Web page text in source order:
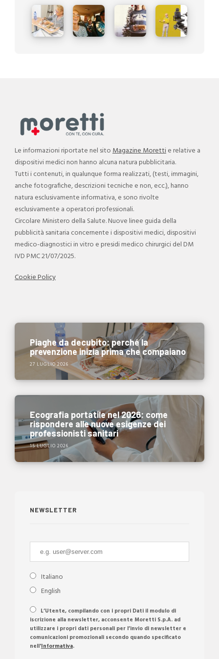
Le informazioni riportate nel sitoMagazine Morettie relative a
dispositivi medici non hanno alcuna natura pubblicitaria.
Tutti i contenuti, in qualunque forma realizzati, (testi, immagini,
anche fotografiche, descrizioni tecniche e non, ecc.), hanno
natura esclusivamente informativa, e sono rivolte
esclusivamente a operatori professionali.
Circolare Ministero della Salute. Nuove linee guida della
pubblicità sanitaria concernente i dispositivi medici, dispositivi
medico-diagnostici in vitro e presidi medico chirurgici del DM
IVD PMC 21/07/2025.
Cookie Policy
Piaghe da decubito: perché la
prevenzione inizia prima che compaiano
27 LUGLIO 2026
Ecografia portatile nel 2026: come
rispondere alle nuove esigenze dei
professionisti sanitari
15 LUGLIO 2026
NEWSLETTER
Italiano
English
L’Utente, compilando con i propri Dati il modulo di
iscrizione alla newsletter, acconsente Moretti S.p.A. ad
utilizzare i propri dati personali per l’invio di newsletter e
comunicazioni promozionali secondo quando specificato
nell'Informativa.